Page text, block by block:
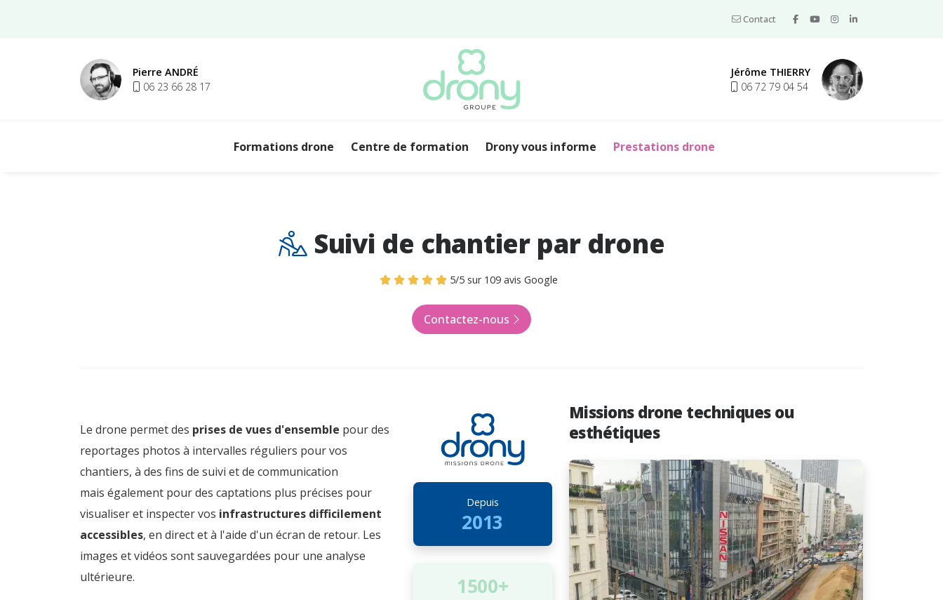
Contact
Pierre ANDRÉ
06 23 66 28 17
Jérôme THIERRY
06 72 79 04 54
Formations drone Centre de formation Drony vous informe Prestations drone
Suivi de chantier par drone
5/5 sur 109 avis Google
Contactez-nous
Le drone permet des prises de vues d'ensemble pour des
reportages photos à intervalles réguliers pour vos
chantiers, à des fins de suivi et de communication
mais également pour des captations plus précises pour
visualiser et inspecter vos infrastructures difficilement
accessibles, en direct et à l'aide d'un écran de retour. Les
images et vidéos sont sauvegardées pour une analyse
ultérieure.
Depuis
2013
1500+
Missions drone techniques ou
esthétiques